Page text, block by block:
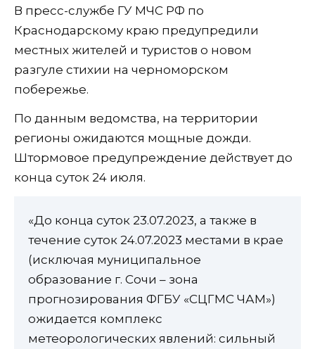
В пресс-службе ГУ МЧС РФ по
Краснодарскому краю предупредили
местных жителей и туристов о новом
разгуле стихии на черноморском
побережье.
По данным ведомства, на территории
регионы ожидаются мощные дожди.
Штормовое предупреждение действует до
конца суток 24 июля.
«До конца суток 23.07.2023, а также в
течение суток 24.07.2023 местами в крае
(исключая муниципальное
образование г. Сочи – зона
прогнозирования ФГБУ «СЦГМС ЧАМ»)
ожидается комплекс
метеорологических явлений: сильный